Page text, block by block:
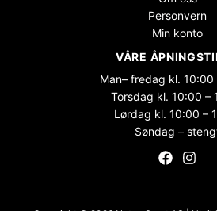
Personvern
Min konto
VÅRE
Man– fredag kl. 10:00
Torsdag kl. 10:00 –
Lørdag kl. 10:00 –
Søndag –